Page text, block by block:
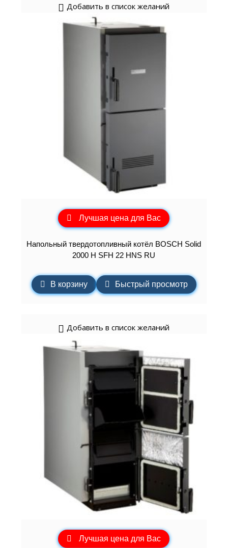
Добавить в список желаний
Лучшая цена для Вас
Напольный твердотопливный котёл BOSCH Solid
2000 H SFH 22 HNS RU
В корзину Быстрый просмотр
Добавить в список желаний
Лучшая цена для Вас